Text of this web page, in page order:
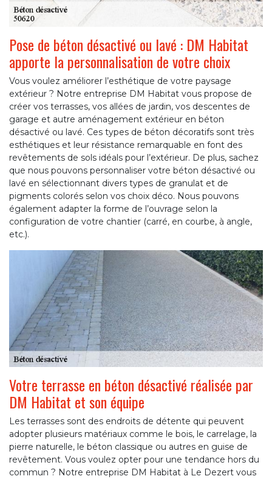
Pose de béton désactivé ou lavé : DM Habitat
apporte la personnalisation de votre choix
Vous voulez améliorer l’esthétique de votre paysage
extérieur ? Notre entreprise DM Habitat vous propose de
créer vos terrasses, vos allées de jardin, vos descentes de
garage et autre aménagement extérieur en béton
désactivé ou lavé. Ces types de béton décoratifs sont très
esthétiques et leur résistance remarquable en font des
revêtements de sols idéals pour l’extérieur. De plus, sachez
que nous pouvons personnaliser votre béton désactivé ou
lavé en sélectionnant divers types de granulat et de
pigments colorés selon vos choix déco. Nous pouvons
également adapter la forme de l’ouvrage selon la
configuration de votre chantier (carré, en courbe, à angle,
etc.).
Votre terrasse en béton désactivé réalisée par
DM Habitat et son équipe
Les terrasses sont des endroits de détente qui peuvent
adopter plusieurs matériaux comme le bois, le carrelage, la
pierre naturelle, le béton classique ou autres en guise de
revêtement. Vous voulez opter pour une tendance hors du
commun ? Notre entreprise DM Habitat à Le Dezert vous